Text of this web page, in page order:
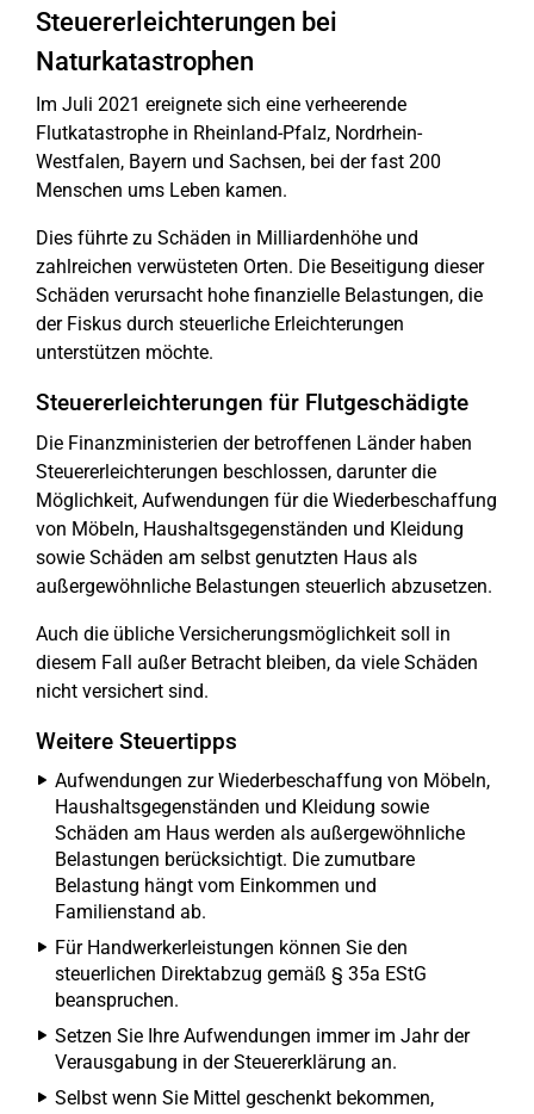
Steuererleichterungen bei
Naturkatastrophen
Im Juli 2021 ereignete sich eine verheerende
Flutkatastrophe in Rheinland-Pfalz, Nordrhein-
Westfalen, Bayern und Sachsen, bei der fast 200
Menschen ums Leben kamen.
Dies führte zu Schäden in Milliardenhöhe und
zahlreichen verwüsteten Orten. Die Beseitigung dieser
Schäden verursacht hohe finanzielle Belastungen, die
der Fiskus durch steuerliche Erleichterungen
unterstützen möchte.
Steuererleichterungen für Flutgeschädigte
Die Finanzministerien der betroffenen Länder haben
Steuererleichterungen beschlossen, darunter die
Möglichkeit, Aufwendungen für die Wiederbeschaffung
von Möbeln, Haushaltsgegenständen und Kleidung
sowie Schäden am selbst genutzten Haus als
außergewöhnliche Belastungen steuerlich abzusetzen.
Auch die übliche Versicherungsmöglichkeit soll in
diesem Fall außer Betracht bleiben, da viele Schäden
nicht versichert sind.
Weitere Steuertipps
Aufwendungen zur Wiederbeschaffung von Möbeln,
Haushaltsgegenständen und Kleidung sowie
Schäden am Haus werden als außergewöhnliche
Belastungen berücksichtigt. Die zumutbare
Belastung hängt vom Einkommen und
Familienstand ab.
Für Handwerkerleistungen können Sie den
steuerlichen Direktabzug gemäß § 35a EStG
beanspruchen.
Setzen Sie Ihre Aufwendungen immer im Jahr der
Verausgabung in der Steuererklärung an.
Selbst wenn Sie Mittel geschenkt bekommen,